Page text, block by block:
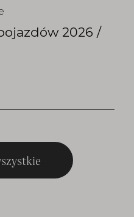
2026 /